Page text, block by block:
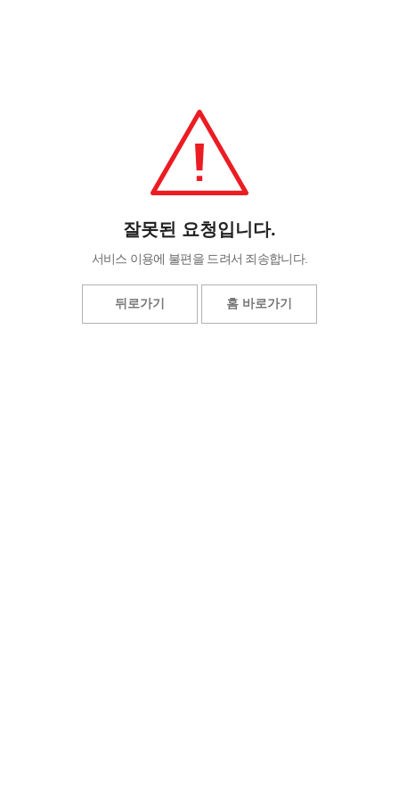
잘못된 요청입니다.
서비스 이용에 불편을 드려서 죄송합니다.
뒤로가기 홈 바로가기